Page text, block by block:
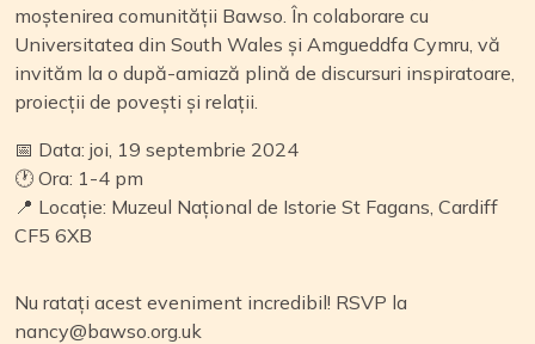
moștenirea comunității Bawso. În colaborare cu
Universitatea din South Wales și Amgueddfa Cymru, vă
invităm la o după-amiază plină de discursuri inspiratoare,
proiecții de povești și relații.
📅 Data: joi, 19 septembrie 2024
🕐 Ora: 1-4 pm
📍 Locație: Muzeul Național de Istorie St Fagans, Cardiff
CF5 6XB
Nu ratați acest eveniment incredibil! RSVP la
nancy@bawso.org.uk